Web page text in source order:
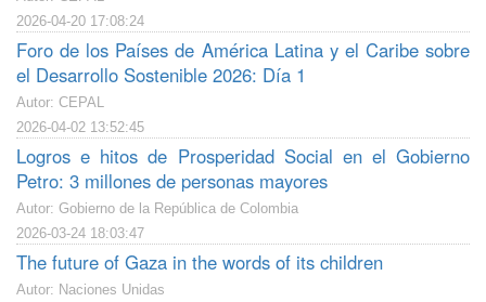
2026-04-20 17:08:24
Foro de los Países de América Latina y el Caribe sobre
el Desarrollo Sostenible 2026: Día 1
Autor: CEPAL
2026-04-02 13:52:45
Logros e hitos de Prosperidad Social en el Gobierno
Petro: 3 millones de personas mayores
Autor: Gobierno de la República de Colombia
2026-03-24 18:03:47
The future of Gaza in the words of its children
Autor: Naciones Unidas